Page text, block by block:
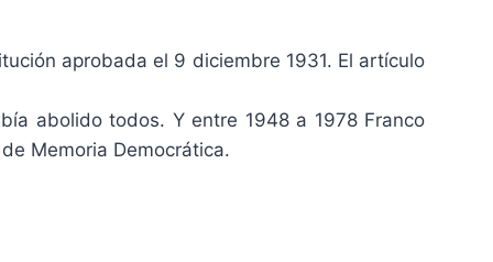
aprobada el 9 diciembre 1931. El artículo
abolido todos. Y entre 1948 a 1978 Franco
Memoria Democrática.